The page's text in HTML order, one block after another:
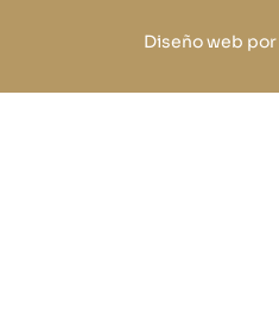
Diseño web por